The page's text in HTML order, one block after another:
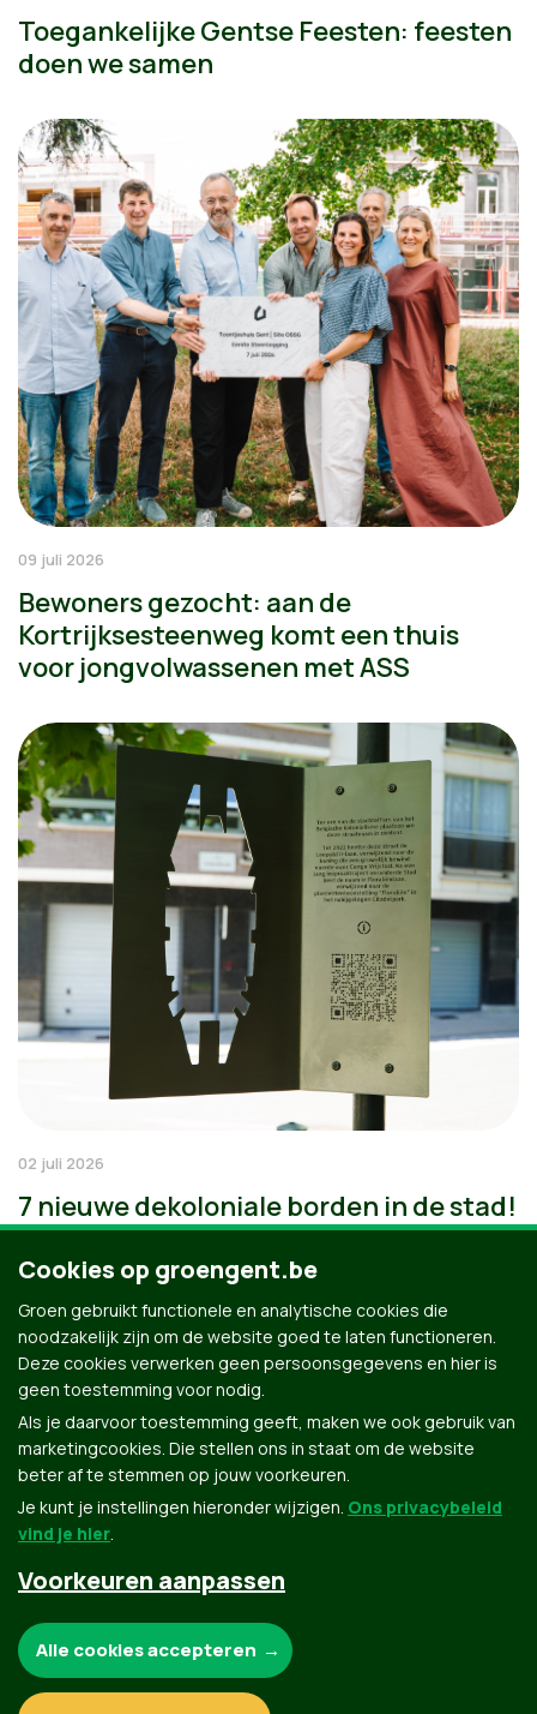
Toegankelijke Gentse Feesten: feesten
doen we samen
09 juli 2026
Bewoners gezocht: aan de
Kortrijksesteenweg komt een thuis
voor jongvolwassenen met ASS
02 juli 2026
7 nieuwe dekoloniale borden in de stad!
Groen.be
Contact Privacybeleid
Cookies op groengent.be
Groen gebruikt functionele en analytische cookies die
noodzakelijk zijn om de website goed te laten functioneren.
Deze cookies verwerken geen persoonsgegevens en hier is
geen toestemming voor nodig.
Als je daarvoor toestemming geeft, maken we ook gebruik van
marketingcookies. Die stellen ons in staat om de website
beter af te stemmen op jouw voorkeuren.
Je kunt je instellingen hieronder wijzigen. Ons privacybeleid
vind je hier.
Voorkeuren aanpassen
Alle cookies accepteren